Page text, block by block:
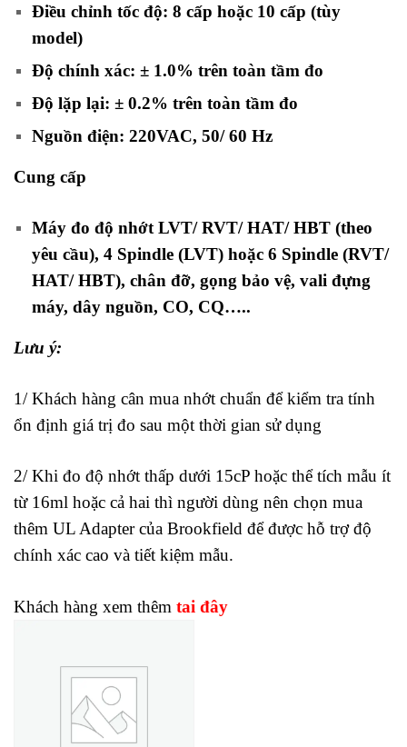
Điều chỉnh tốc độ: 8 cấp hoặc 10 cấp (tùy
model)
Độ chính xác: ± 1.0% trên toàn tầm đo
Độ lặp lại: ± 0.2% trên toàn tầm đo
Nguồn điện: 220VAC, 50/ 60 Hz
Cung cấp
Máy đo độ nhớt LVT/ RVT/ HAT/ HBT (theo
yêu cầu), 4 Spindle (LVT) hoặc 6 Spindle (RVT/
HAT/ HBT), chân đỡ, gọng bảo vệ, vali đựng
máy, dây nguồn, CO, CQ…..
Lưu ý:
1/ Khách hàng cân mua nhớt chuẩn để kiểm tra tính
ổn định giá trị đo sau một thời gian sử dụng
2/ Khi đo độ nhớt thấp dưới 15cP hoặc thể tích mẫu ít
từ 16ml hoặc cả hai thì người dùng nên chọn mua
thêm UL Adapter của Brookfield để được hỗ trợ độ
chính xác cao và tiết kiệm mẫu.
Khách hàng xem thêm tai đây